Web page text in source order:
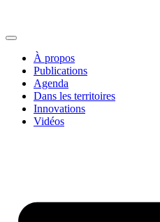
À propos
Publications
Agenda
Dans les territoires
Innovations
Vidéos